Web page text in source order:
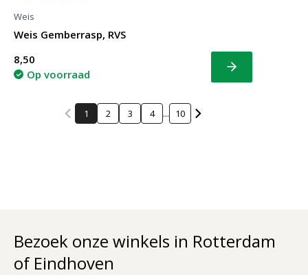
Weis
Weis Gemberrasp, RVS
8,50
Op voorraad
Bekijk
1 2 3 4 ... 10
Bezoek onze winkels in Rotterdam
of Eindhoven